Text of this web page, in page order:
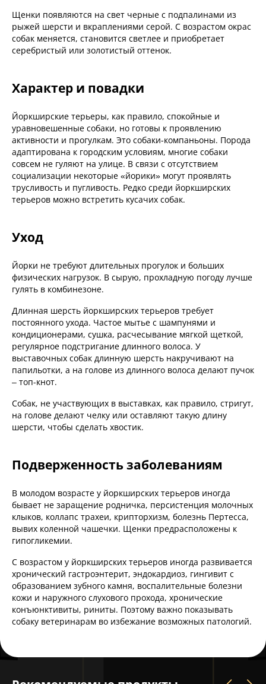
Щенки появляются на свет черные с подпалинами из
рыжей шерсти и вкраплениями серой. С возрастом окрас
собак меняется, становится светлее и приобретает
серебристый или золотистый оттенок.
Характер и повадки
Йоркширские терьеры, как правило, спокойные и
уравновешенные собаки, но готовы к проявлению
активности и прогулкам. Это собаки-компаньоны. Порода
адаптирована к городским условиям, многие собаки
совсем не гуляют на улице. В связи с отсутствием
социализации некоторые «йорики» могут проявлять
трусливость и пугливость. Редко среди йоркширских
терьеров можно встретить кусачих собак.
Уход
Йорки не требуют длительных прогулок и больших
физических нагрузок. В сырую, прохладную погоду лучше
гулять в комбинезоне.
Длинная шерсть йоркширских терьеров требует
постоянного ухода. Частое мытье с шампунями и
кондиционерами, сушка, расчесывание мягкой щеткой,
регулярное подстригание длинного волоса. У
выставочных собак длинную шерсть накручивают на
папильотки, а на голове из длинного волоса делают пучок
– топ-кнот.
Собак, не участвующих в выставках, как правило, стригут,
на голове делают челку или оставляют такую длину
шерсти, чтобы сделать хвостик.
Подверженность заболеваниям
В молодом возрасте у йоркширских терьеров иногда
бывает не заращение родничка, персистенция молочных
клыков, коллапс трахеи, крипторхизм, болезнь Пертесса,
вывих коленной чашечки. Щенки предрасположены к
гипогликемии.
С возрастом у йоркширских терьеров иногда развивается
хронический гастроэнтерит, эндокардиоз, гингивит с
образованием зубного камня, воспалительные болезни
кожи и наружного слухового прохода, хронические
конъюнктивиты, риниты. Поэтому важно показывать
собаку ветеринарам во избежание возможных патологий.